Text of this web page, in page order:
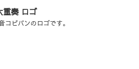
重奏 ロゴ
コピバンのロゴです。